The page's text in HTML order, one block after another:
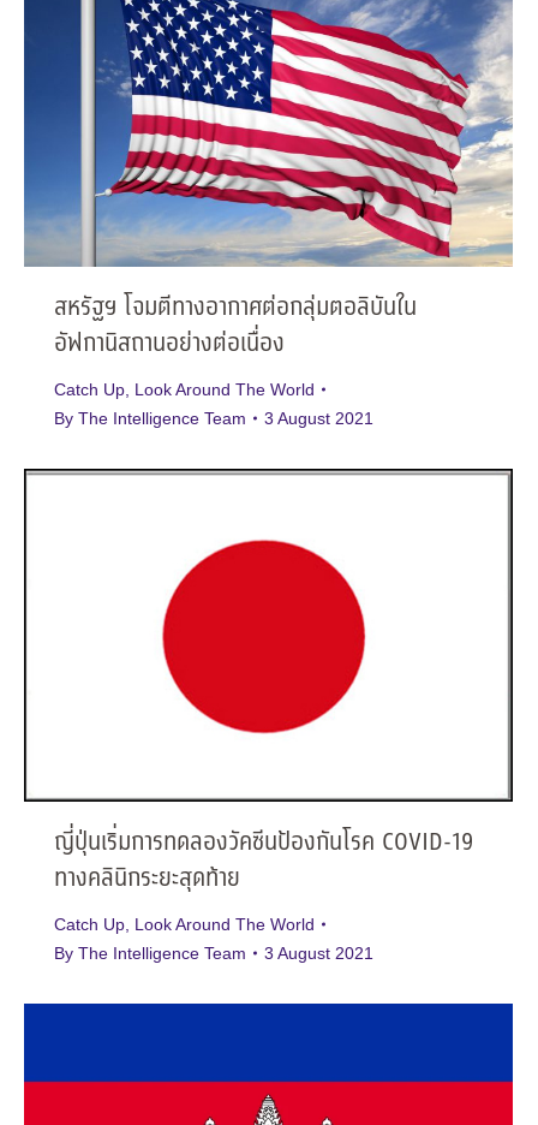
สหรัฐฯ โจมตีทางอากาศต่อกลุ่มตอลิบันใน
อัฟกานิสถานอย่างต่อเนื่อง
Catch Up, Look Around The World
By The Intelligence Team 3 August 2021
ญี่ปุ่นเริ่มการทดลองวัคซีนป้องกันโรค COVID-19
ทางคลินิกระยะสุดท้าย
Catch Up Look Around The World
By The Intelligence Team 3 August 2021